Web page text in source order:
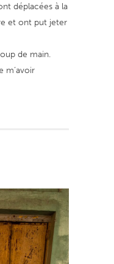
déplacées à la
et ont put jeter
de main.
m’avoir